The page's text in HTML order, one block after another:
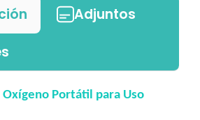
Adjuntos
Portátil para Uso